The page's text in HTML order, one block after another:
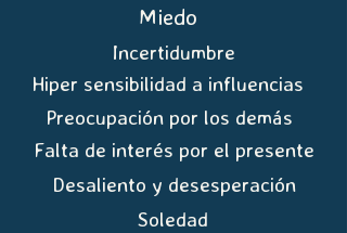
Miedo
Incertidumbre
Hiper sensibilidad a influencias
Preocupación por los demás
Falta de interés por el presente
Desaliento y desesperación
Soledad